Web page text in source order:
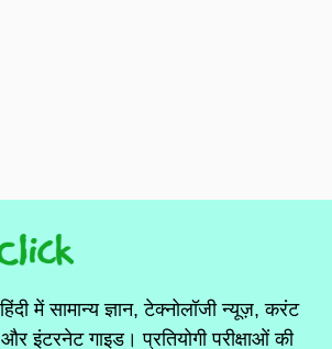
हिंदी में सामान्य ज्ञान, टेक्नोलॉजी न्यूज़, करंट
इंटरनेट गाइड। प्रतियोगी परीक्षाओं की